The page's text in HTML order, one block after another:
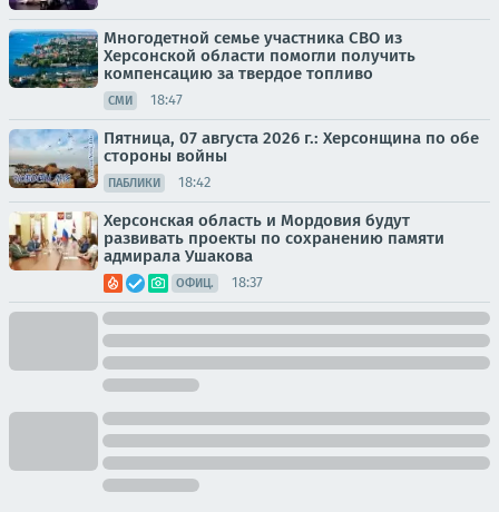
Многодетной семье участника СВО из
Херсонской области помогли получить
компенсацию за твердое топливо
СМИ 18:47
Пятница, 07 августа 2026 г.: Херсонщина по обе
стороны войны
ПАБЛИКИ 18:42
Херсонская область и Мордовия будут
развивать проекты по сохранению памяти
адмирала Ушакова
ОФИЦ. 18:37